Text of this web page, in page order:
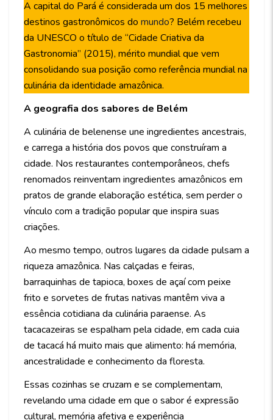
A capital do Pará é considerada um dos 15 melhores
destinos gastronômicos do mundo? Belém recebeu
da UNESCO o título de “Cidade Criativa da
Gastronomia” (2015), mérito mundial que vem
consolidando sua posição como referência mundial na
culinária da identidade amazônica.
A geografia dos sabores de Belém
A culinária de belenense une ingredientes ancestrais,
e carrega a história dos povos que construíram a
cidade. Nos restaurantes contemporâneos, chefs
renomados reinventam ingredientes amazônicos em
pratos de grande elaboração estética, sem perder o
vínculo com a tradição popular que inspira suas
criações.
Ao mesmo tempo, outros lugares da cidade pulsam a
riqueza amazônica. Nas calçadas e feiras,
barraquinhas de tapioca, boxes de açaí com peixe
frito e sorvetes de frutas nativas mantêm viva a
essência cotidiana da culinária paraense. As
tacacazeiras se espalham pela cidade, em cada cuia
de tacacá há muito mais que alimento: há memória,
ancestralidade e conhecimento da floresta.
Essas cozinhas se cruzam e se complementam,
revelando uma cidade em que o sabor é expressão
cultural, memória afetiva e experiência